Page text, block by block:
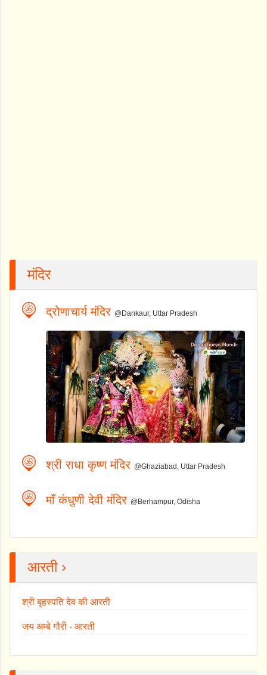
मंदिर
द्रोणाचार्य मंदिर @Dankaur, Uttar Pradesh
श्री राधा कृष्ण मंदिर @Ghaziabad, Uttar Pradesh
माँ कंधुणी देवी मंदिर @Berhampur, Odisha
आरती ›
श्री बृहस्पति देव की आरती
जय अम्बे गौरी - आरती